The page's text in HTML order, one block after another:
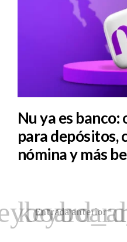
Nu ya es
para depósitos,
nómina y más
Entrada anterior